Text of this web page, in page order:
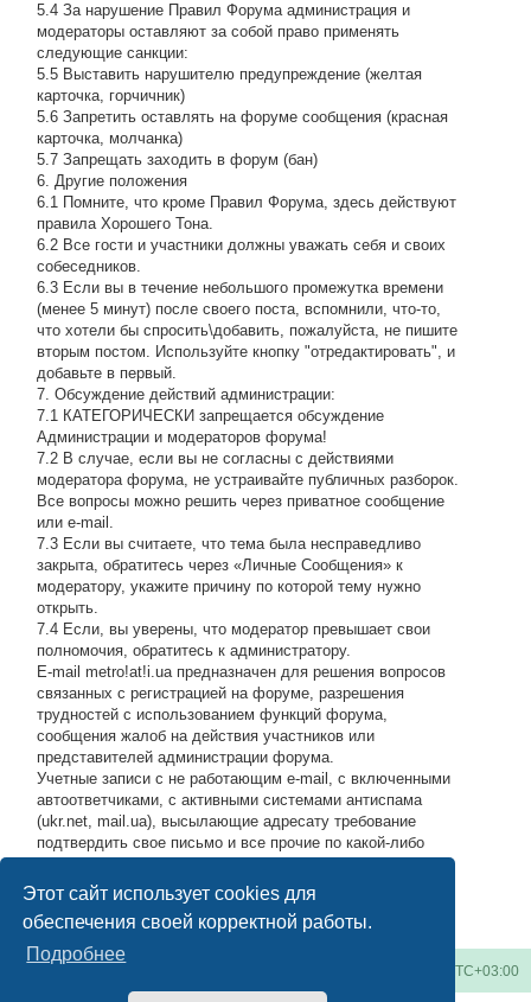
Этот сайт использует cookies для
обеспечения своей корректной работы.
Подробнее
5.4 За нарушение Правил Форума администрация и
модераторы оставляют за собой право применять
следующие санкции:
5.5 Выставить нарушителю предупреждение (желтая
карточка, горчичник)
5.6 Запретить оставлять на форуме сообщения (красная
карточка, молчанка)
5.7 Запрещать заходить в форум (бан)
6. Другие положения
6.1 Помните, что кроме Правил Форума, здесь действуют
правила Хорошего Тона.
6.2 Все гости и участники должны уважать себя и своих
собеседников.
6.3 Если вы в течение небольшого промежутка времени
(менее 5 минут) после своего поста, вспомнили, что-то,
что хотели бы спросить\добавить, пожалуйста, не пишите
вторым постом. Используйте кнопку "отредактировать", и
добавьте в первый.
7. Обсуждение действий администрации:
7.1 КАТЕГОРИЧЕСКИ запрещается обсуждение
Администрации и модераторов форума!
7.2 В случае, если вы не согласны с действиями
модератора форума, не устраивайте публичных разборок.
Все вопросы можно решить через приватное сообщение
или e-mail.
7.3 Если вы считаете, что тема была несправедливо
закрыта, обратитесь через «Личные Сообщения» к
модератору, укажите причину по которой тему нужно
открыть.
7.4 Если, вы уверены, что модератор превышает свои
полномочия, обратитесь к администратору.
E-mail metro!at!i.ua предназначен для решения вопросов
связанных с регистрацией на форуме, разрешения
трудностей с использованием функций форума,
сообщения жалоб на действия участников или
представителей администрации форума.
Учетные записи с не работающим e-mail, с включенными
автоответчиками, с активными системами антиспама
(ukr.net, mail.ua), высылающие адресату требование
подтвердить свое письмо и все прочие по какой-либо
высылающие мусор на адрес администрации, будут
блокироваться по усмотрению администратора.
UTC+03:00